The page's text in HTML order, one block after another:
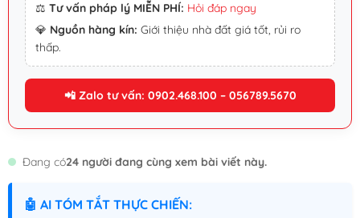
⚖️ Tư vấn pháp lý MIỄN PHÍ: Hỏi đáp ngay
💎 Nguồn hàng kín: Giới thiệu nhà đất giá tốt, rủi ro
thấp.
📲 Zalo tư vấn: 0902.468.100 – 056789.5670
Đang có24 người đang cùng xem bài viết này.
🤖 AI TÓM TẮT THỰC CHIẾN: